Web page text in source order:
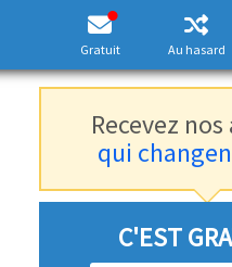
Gratuit Au hasard
Recevez
qui
C'EST